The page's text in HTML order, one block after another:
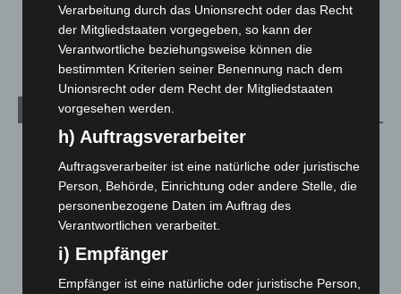
Veranstaltungen
1.888
Archiv
August 2026(14)
Juli 2026(73)
Juni 2026(139)
Mai 2026(99)
April 2026(99)
März 2026(115)
Verarbeitung durch das Unionsrecht oder das Recht
der Mitgliedstaaten vorgegeben, so kann der
Verantwortliche beziehungsweise können die
bestimmten Kriterien seiner Benennung nach dem
Unionsrecht oder dem Recht der Mitgliedstaaten
vorgesehen werden.
h) Auftragsverarbeiter
Auftragsverarbeiter ist eine natürliche oder juristische
Person, Behörde, Einrichtung oder andere Stelle, die
personenbezogene Daten im Auftrag des
Verantwortlichen verarbeitet.
i) Empfänger
Empfänger ist eine natürliche oder juristische Person,